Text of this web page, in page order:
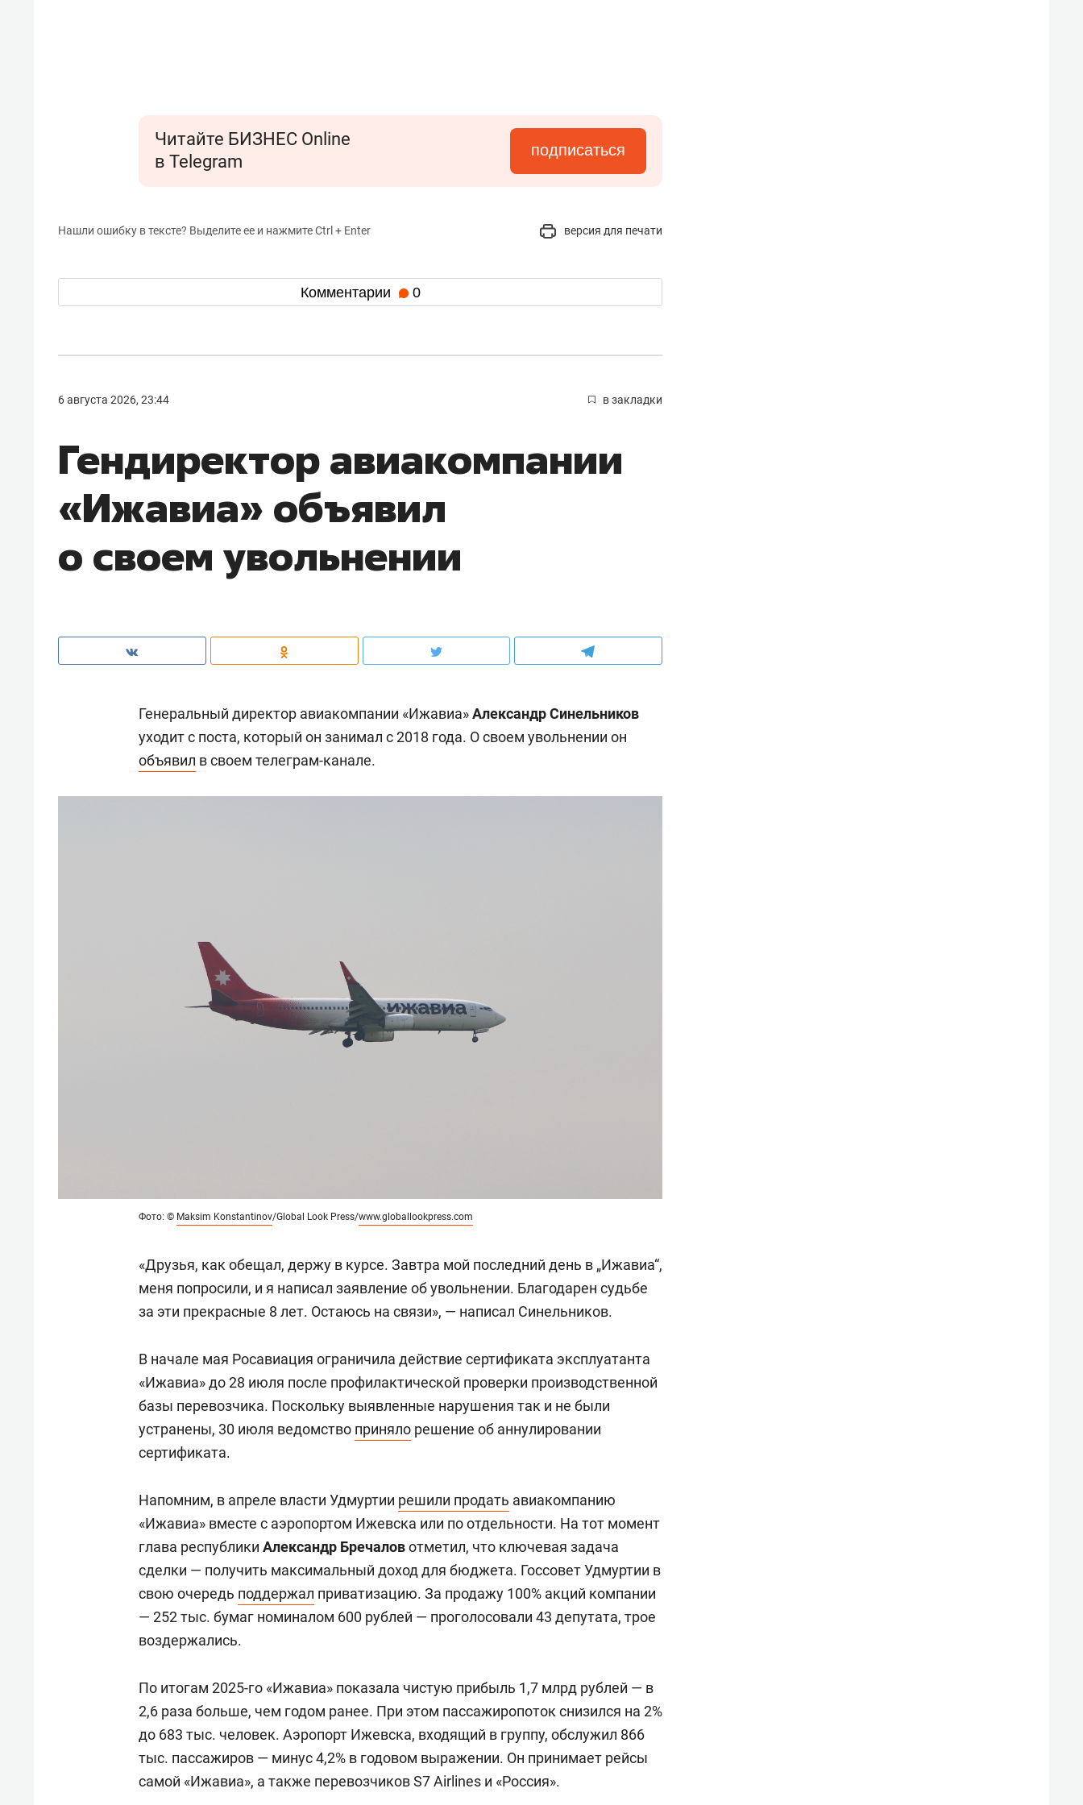
Читайте БИЗНЕС Online
в Telegram
подписаться
Нашли ошибку в тексте? Выделите ее и нажмите Ctrl + Enter версия для печати
Комментарии 0
6 августа 2026, 23:44 в закладки
Гендиректор авиакомпании
«Ижавиа» объявил
о своем увольнении
Генеральный директор авиакомпании «Ижавиа»Александр Синельников
уходит с поста, который он занимал с 2018 года. О своем увольнении он
объявил в своем телеграм-канале.
Фото: © Maksim Konstantinov/Global Look Press/www.globallookpress.com
«Друзья, как обещал, держу в курсе. Завтра мой последний день в „Ижавиа“,
меня попросили, и я написал заявление об увольнении. Благодарен судьбе
за эти прекрасные 8 лет. Остаюсь на связи», — написал Синельников.
В начале мая Росавиация ограничила действие сертификата эксплуатанта
«Ижавиа» до 28 июля после профилактической проверки производственной
базы перевозчика. Поскольку выявленные нарушения так и не были
устранены, 30 июля ведомство приняло решение об аннулировании
сертификата.
Напомним, в апреле власти Удмуртии решили продать авиакомпанию
«Ижавиа» вместе с аэропортом Ижевска или по отдельности. На тот момент
глава республики Александр Бречаловотметил, что ключевая задача
сделки — получить максимальный доход для бюджета. Госсовет Удмуртии в
свою очередь поддержал приватизацию. За продажу 100% акций компании
— 252 тыс. бумаг номиналом 600 рублей — проголосовали 43 депутата, трое
воздержались.
По итогам 2025-го «Ижавиа» показала чистую прибыль 1,7 млрд рублей — в
2,6 раза больше, чем годом ранее. При этом пассажиропоток снизился на 2%
до 683 тыс. человек. Аэропорт Ижевска, входящий в группу, обслужил 866
тыс. пассажиров — минус 4,2% в годовом выражении. Он принимает рейсы
самой «Ижавиа», а также перевозчиков S7 Airlines и «Россия».